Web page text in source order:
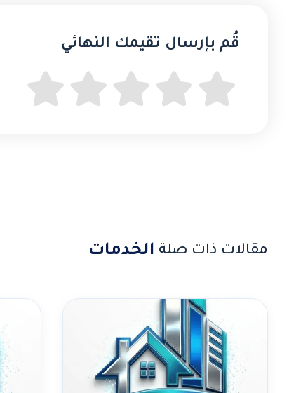
قُم بإرسال تقيمك النهائي
مقالات ذات صلة الخدمات